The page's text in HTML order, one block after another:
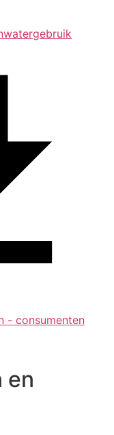
- consumenten
en